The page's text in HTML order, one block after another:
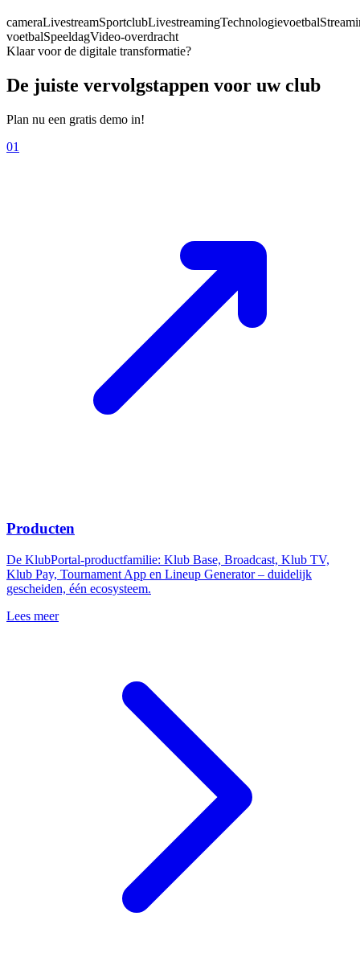
cameraLivestreamSportclubLivestreamingTechnologievoetbal
voetbalSpeeldagVideo-overdracht
Klaar voor de digitale transformatie?
De juiste vervolgstappen voor uw club
Plan nu een gratis demo in!
01
Producten
De KlubPortal-productfamilie: Klub Base, Broadcast, Klub TV,
Klub Pay, Tournament App en Lineup Generator – duidelijk
gescheiden, één ecosysteem.
Lees meer